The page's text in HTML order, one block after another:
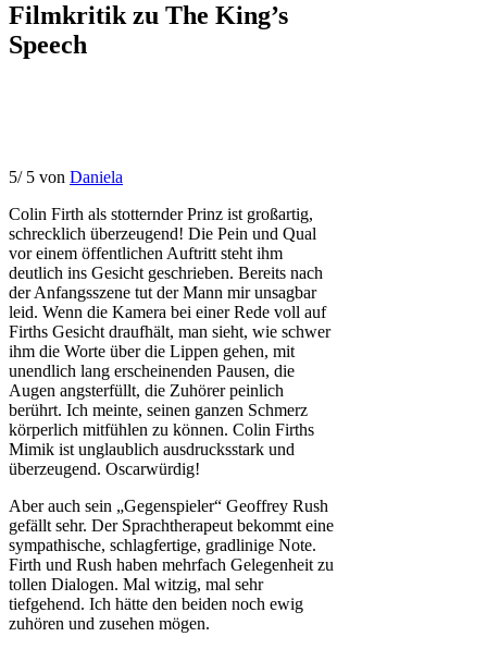
Filmkritik zu The King’s
Speech
5/ 5 von Daniela
Colin Firth als stotternder Prinz ist großartig,
schrecklich überzeugend! Die Pein und Qual
vor einem öffentlichen Auftritt steht ihm
deutlich ins Gesicht geschrieben. Bereits nach
der Anfangsszene tut der Mann mir unsagbar
leid. Wenn die Kamera bei einer Rede voll auf
Firths Gesicht draufhält, man sieht, wie schwer
ihm die Worte über die Lippen gehen, mit
unendlich lang erscheinenden Pausen, die
Augen angsterfüllt, die Zuhörer peinlich
berührt. Ich meinte, seinen ganzen Schmerz
körperlich mitfühlen zu können. Colin Firths
Mimik ist unglaublich ausdrucksstark und
überzeugend. Oscarwürdig!
Aber auch sein „Gegenspieler“ Geoffrey Rush
gefällt sehr. Der Sprachtherapeut bekommt eine
sympathische, schlagfertige, gradlinige Note.
Firth und Rush haben mehrfach Gelegenheit zu
tollen Dialogen. Mal witzig, mal sehr
tiefgehend. Ich hätte den beiden noch ewig
zuhören und zusehen mögen.